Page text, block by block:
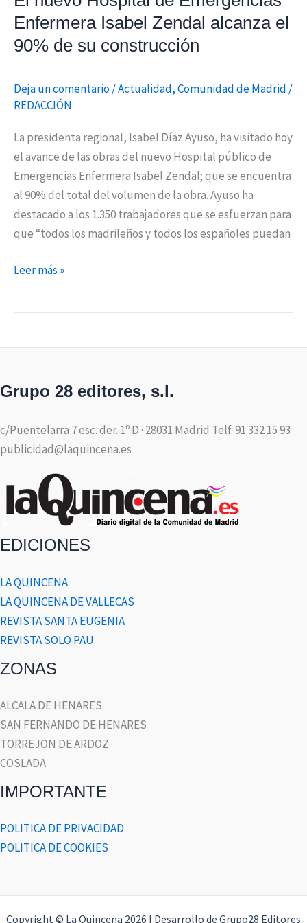
Enfermera Isabel Zendal alcanza el
90% de su construcción
Deja un comentario/Actualidad,Comunidad de Madrid/
REDACCIÓN
La presidenta regional, Isabel Díaz Ayuso, ha visitado hoy
el avance de las obras del nuevo Hospital público de
Emergencias Enfermera Isabel Zendal; que se encuentra
al 90% del total del volumen de la obra. Ayuso ha
destacado a los 1.350 trabajadores que se esfuerzan para
que “todos los madrileños y todos los españoles puedan
de
su
construcción
Leer más »
Grupo 28 editores, s.l.
c/Puentelarra 7 esc. der. 1º D · 28031 Madrid Telf. 91 332 15 93
publicidad@laquincena.es
EDICIONES
LA QUINCENA
LA QUINCENA DE VALLECAS
REVISTA SANTA EUGENIA
REVISTA SOLO PAU
ZONAS
ALCALA DE HENARES
SAN FERNANDO DE HENARES
TORREJON DE ARDOZ
COSLADA
IMPORTANTE
POLITICA DE PRIVACIDAD
POLITICA DE COOKIES
Copyright © La Quincena 2026 | Desarrollo de Grupo28 Editores